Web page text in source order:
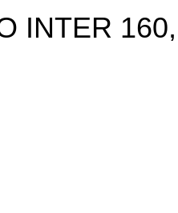
INTER